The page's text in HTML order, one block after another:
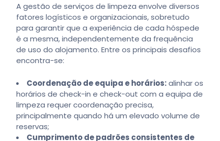
A gestão de serviços de limpeza envolve diversos
fatores logísticos e organizacionais, sobretudo
para garantir que a experiência de cada hóspede
é a mesma, independentemente da frequência
de uso do alojamento. Entre os principais desafios
encontra-se:
Coordenação de equipa e horários:alinhar os
horários de check-in e check-out com a equipa de
limpeza requer coordenação precisa,
principalmente quando há um elevado volume de
reservas;
Cumprimento de padrões consistentes de